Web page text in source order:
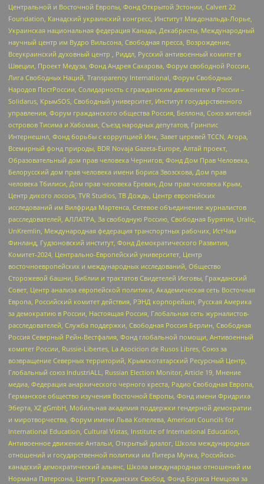
Центральной и Восточной Европы, Фонд Открытой Эстонии, Calvert 22
Foundation, Канадский украинский конгресс, Институт Макдональда-Лорье,
Украинская национальная федерация Канады, Декабристы, Международный
научный центр им Вудро Вильсона, Свободная пресса, Возрождение,
Всеукраинский духовный центр , Риддл, Русский антивоенный комитет в
Швеции, Проект Медуза, Фонд Андрея Сахарова, Форум свободной России,
Лига Свободных Наций, Transparеncy International, Форум Свободных
Народов ПостРоссии, Солидарность с гражданским движением в России –
Solidarus, КрымSOS, Свободный университет, Институт государственного
управления, Форум гражданского общества Россия, Беллона, Союз жителей
островов Тисима и Хабомаи, Съезд народных депутатов, Гринпис
Интернешнл, Фонд борьбы с коррупцией Инк, Завет церквей TCCN, Агора,
Всемирный фонд природы, BDR Novaja Gazeta-Europe, Алтай проект,
Образовательный дом прав человека Чернигов, Фонд Дом Прав Человека,
Белорусский дом прав человека имени Бориса Звозскова, Дом прав
человека Тбилиси, Дом прав человека Ереван, Дом прав человека Крым,
Центр дикого лосося, TVR Studios, ТВ Дождь, Центр европейских
исследований им Вилфрида Мартенса, Сетевое объединение журналистов
расследователей, АЛЛАТРА, За свободную Россию, Свободная Бурятия, Uralic,
UnKremlin, Международная федерация транспортных рабочих, ИстЧам
Финланд, Гудзоновский институт, Фонд Демократического Развития,
Комитет-2024, Центрально-Европейский университет, Центр
восточноевропейских и международных исследований, Общество
Сторожевой башни, Библии и трактатов Свидетелей Иеговы, Гражданский
Совет, Центр анализа европейской политики, Академическая сеть Восточная
Европа, Российский комитет действия, РЭНД корпорейшн, Русская Америка
за демократию в России, Настоящая Россия, Глобальная сеть журналистов-
расследователей, Служба поддержки, Свободная Россия Берлин, Свободная
Россия Северный Рейн-Вестфалия, Фонд глобальной помощи, Антивоенный
комитет России, Russie-Libertes, La Asocicion de Rusos Libres, Союз за
возвращение Северных территорий, Крымскотатарский Ресурсный Центр,
Глобальный союз IndustriALL, Russian Election Monitor, Article 19, Мнение
медиа, Федерация анархического черного креста, Радио Свободная Европа,
Германское общество изучения Восточной Европы, Фонд имени Фридриха
Эберта, XZ gGmbH, Мобильная академия поддержки гендерной демократии
и миротворчества, Форум имени Льва Копелева, American Councils for
International Education, Cultural Vistas, Institute of International Education,
Антивоенное движение Антальи, Открытый диалог, Школа международных
отношений и государственной политики им Питера Мунка, Российско-
канадский демократический альянс, Школа международных отношений им
Нормана Патерсона, Центр Гражданских Свобод, Фонд Бориса Немцова за